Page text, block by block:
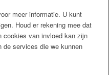
meer informatie. U kunt
Houd er rekening mee dat
cookies van invloed kan zijn
de services die we kunnen